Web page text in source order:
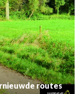
Classic met vernieuwde routes